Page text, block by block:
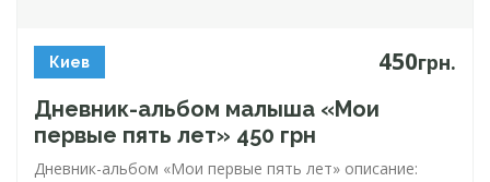
Киев 450грн.
Дневник-альбом малыша «Мои
первые пять лет» 450 грн
Дневник-альбом «Мои первые пять лет» описание: